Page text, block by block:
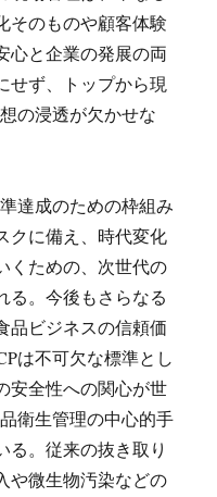
そのものや顧客体験
心と企業の発展の両
せず、トップから現
の浸透が欠かせな
達成のための枠組み
クに備え、時代変化
くための、次世代の
る。今後もさらなる
品ビジネスの信頼価
は不可欠な標準とし
安全性への関心が世
衛生管理の中心的手
る。従来の抜き取り
や微生物汚染などの